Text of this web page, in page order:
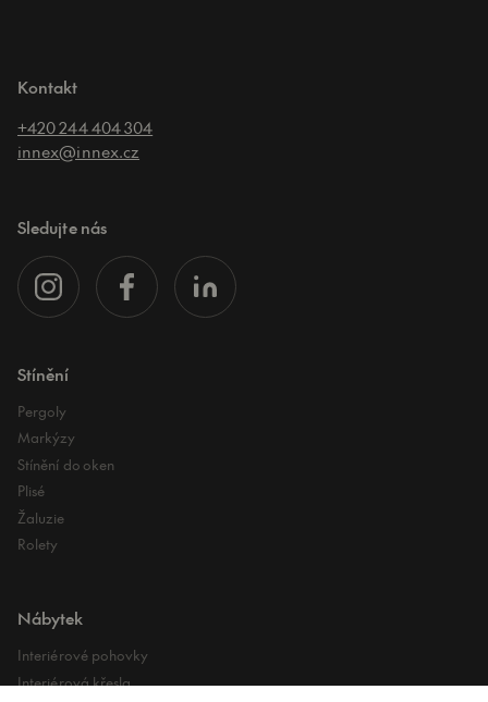
Kontakt
+420 244 404 304
innex@innex.cz
Sledujte nás
Stínění
Pergoly
Markýzy
Stínění do oken
Plisé
Žaluzie
Rolety
Nábytek
Interiérové pohovky
Interiérová křesla